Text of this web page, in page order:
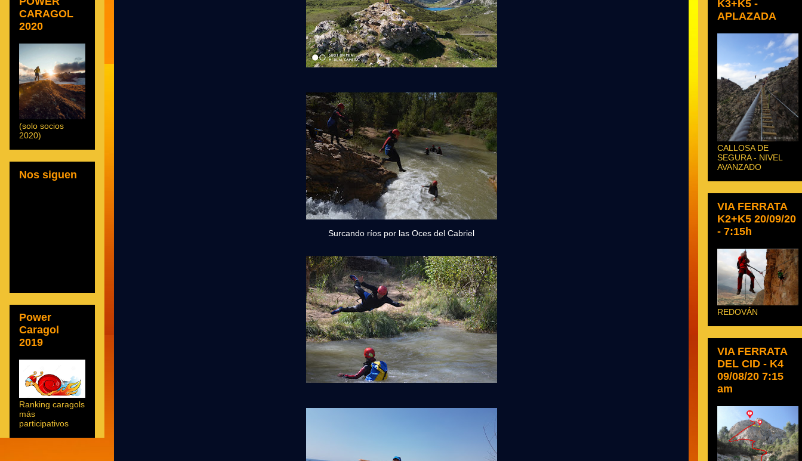
Surcando ríos por las Oces del Cabriel
CARAGOL
2020
(solo socios
2020)
Nos siguen
Power
Caragol
2019
Ranking caragols
más
participativos
K3+K5 -
APLAZADA
CALLOSA DE
SEGURA - NIVEL
AVANZADO
VIA FERRATA
K2+K5 20/09/20
- 7:15h
REDOVÁN
VIA FERRATA
DEL CID - K4
09/08/20 7:15
am